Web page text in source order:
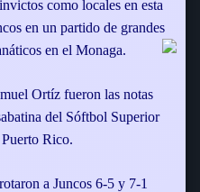
como locales en esta
en un partido de grandes
en el Monaga.
Ortíz fueron las notas
del Sóftbol Superior
Rico.
a Juncos 6-5 y 7-1